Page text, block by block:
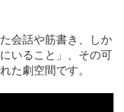
会話や筋書き、しか
いること」、その可
た劇空間です。